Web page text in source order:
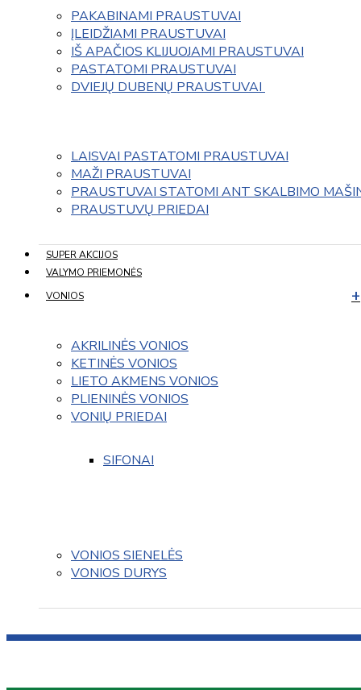
PAKABINAMI PRAUSTUVAI
ĮLEIDŽIAMI PRAUSTUVAI
IŠ APAČIOS KLIJUOJAMI PRAUSTUVAI
PASTATOMI PRAUSTUVAI
DVIEJŲ DUBENŲ PRAUSTUVAI
LAISVAI PASTATOMI PRAUSTUVAI
MAŽI PRAUSTUVAI
PRAUSTUVAI STATOMI ANT SKALBIMO
PRAUSTUVŲ PRIEDAI
SUPER AKCIJOS
VALYMO PRIEMONĖS
VONIOS
AKRILINĖS VONIOS
KETINĖS VONIOS
LIETO AKMENS VONIOS
PLIENINĖS VONIOS
VONIŲ PRIEDAI
SIFONAI
VONIOS SIENELĖS
VONIOS DURYS